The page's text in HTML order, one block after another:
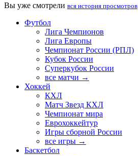
Вы уже смотрели вся история просмотров
Футбол
Лига Чемпионов
Лига Европы
Чемпионат России (РПЛ)
Кубок России
Суперкубок России
все матчи →
Хоккей
КХЛ
Матч Звезд КХЛ
Чемпионат мира
Еврохоккейтур
Игры сборной России
все игры →
Баскетбол